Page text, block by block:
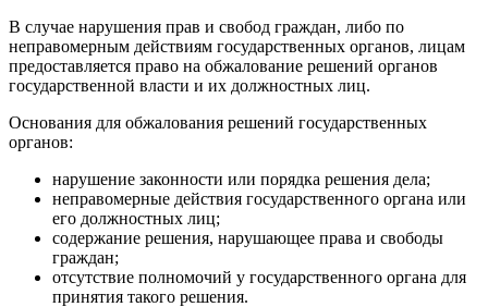
В случае нарушения прав и свобод граждан, либо по
неправомерным действиям государственных органов, лицам
предоставляется право на обжалование решений органов
государственной власти и их должностных лиц.
Основания для обжалования решений государственных
органов:
нарушение законности или порядка решения дела;
неправомерные действия государственного органа или
его должностных лиц;
содержание решения, нарушающее права и свободы
граждан;
отсутствие полномочий у государственного органа для
принятия такого решения.